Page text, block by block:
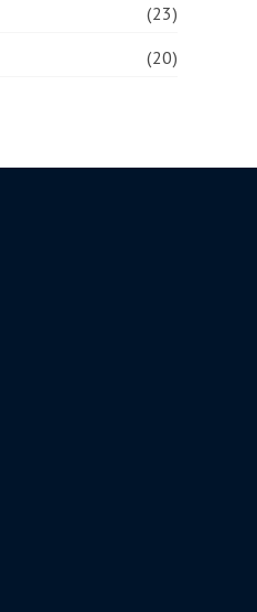
(23)
(20)